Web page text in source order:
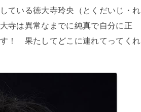
ている徳大寺玲央（とくだいじ・れ
寺は異常なまでに純真で自分に正
！ 果たしてどこに連れてってくれ